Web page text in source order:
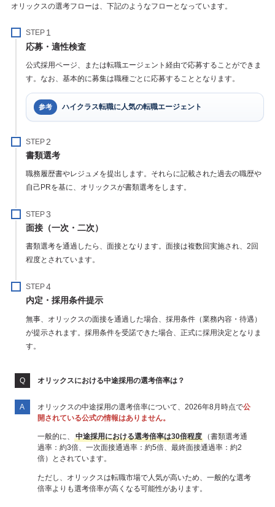
オリックスの選考フローは、下記のようなフローとなっています。
STEP
応募・適性検査
公式採用ページ、または転職エージェント経由で応募することができま
す。なお、基本的に募集は職種ごとに応募することとなります。
参考 ハイクラス転職に人気の転職エージェント
STEP
書類選考
職務履歴書やレジュメを提出します。それらに記載された過去の職歴や
自己PRを基に、オリックスが書類選考をします。
STEP
面接（一次・二次）
書類選考を通過したら、面接となります。面接は複数回実施され、2回
程度とされています。
STEP
内定・採用条件提示
無事、オリックスの面接を通過した場合、採用条件（業務内容・待遇）
が提示されます。採用条件を受諾できた場合、正式に採用決定となりま
す。
オリックスにおける中途採用の選考倍率は？
オリックスの中途採用の選考倍率について、2026年8月時点で公
開されている公式の情報はありません。
一般的に、 中途採用における選考倍率は30倍程度（書類選考通
過率：約3倍、一次面接通過率：約5倍、最終面接通過率：約2
倍）とされています。
ただし、オリックスは転職市場で人気が高いため、一般的な選考
倍率よりも選考倍率が高くなる可能性があります。